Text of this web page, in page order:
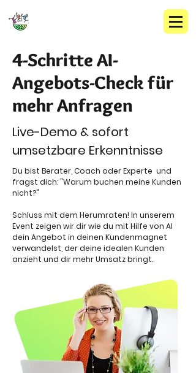
4-Schritte AI-
Angebots-Check für
mehr Anfragen
Live-Demo & sofort
umsetzbare Erkenntnisse
Du bist Berater, Coach oder Experte und
fragst dich: "Warum buchen meine Kunden
nicht?"
Schluss mit dem Herumraten! In unserem
Event zeigen wir dir wie du mit Hilfe von AI
dein Angebot in deinen Kundenmagnet
verwandelst, der deine idealen Kunden
anzieht und dir mehr Umsatz bringt.